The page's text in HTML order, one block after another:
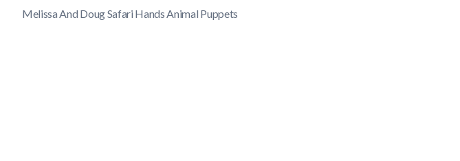
Melissa And Doug Safari Hands Animal Puppets